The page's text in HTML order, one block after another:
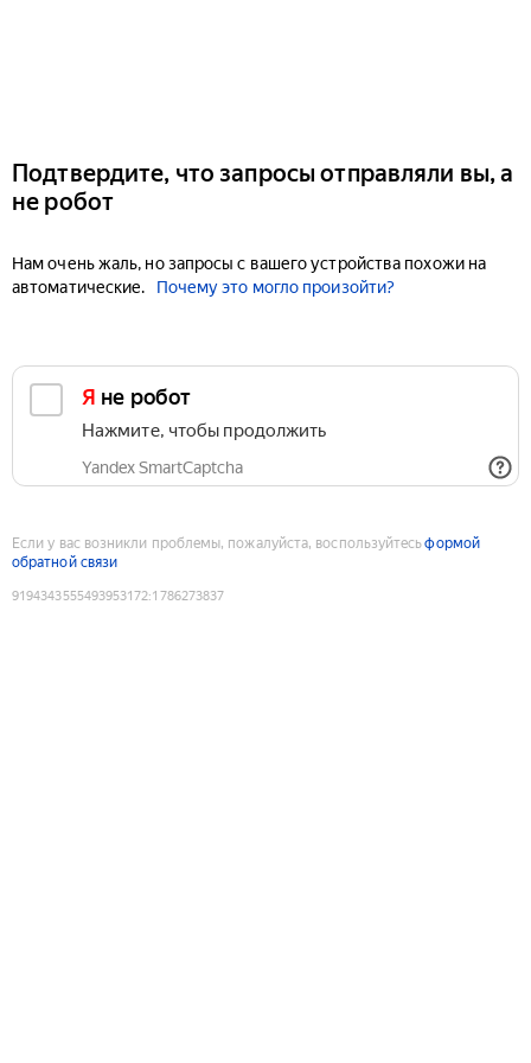
Подтвердите, что запросы отправляли вы, а
не робот
Нам очень жаль, но запросы с вашего устройства похожи на
автоматические.
Почему это могло произойти?
Я не робот
Нажмите, чтобы продолжить
Yandex SmartCaptcha
Если у вас возникли проблемы, пожалуйста, воспользуйтесьформой
обратной связи
9194343555493953172:1786273837